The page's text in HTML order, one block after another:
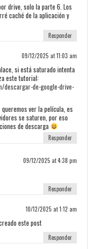
drive, solo la parte 6. Los
caché de la aplicación y
Responder
09/12/2025 at 11:03 am
si está saturado intenta
este tutorial:
descargar-de-google-drive-
ver la película, es
se saturen, por eso
de descarga
Responder
09/12/2025 at 4:38 pm
Responder
10/12/2025 at 1:12 am
este post
Responder